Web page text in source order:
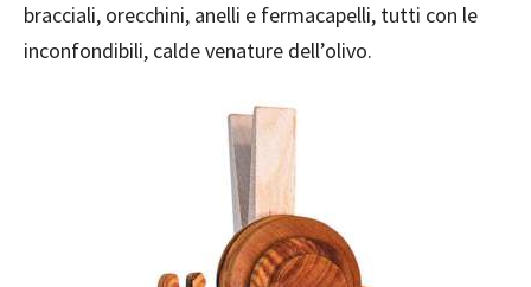
bracciali, orecchini, anelli e fermacapelli, tutti con le
inconfondibili, calde venature dell’olivo.